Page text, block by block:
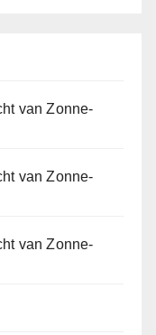
van Zonne-
van Zonne-
van Zonne-